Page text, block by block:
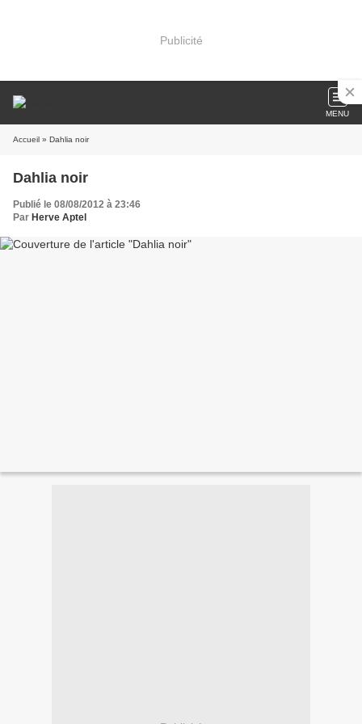
Publicité
MENU
Accueil » Dahlia noir
Dahlia noir
Publié le 08/08/2012 à 23:46
Par Herve Aptel